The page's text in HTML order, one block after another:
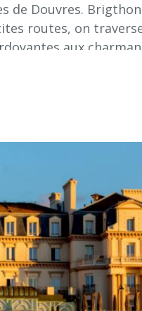
de Douvres. Brigthon
routes, on
aux
de l’East
Hastings, connue pour